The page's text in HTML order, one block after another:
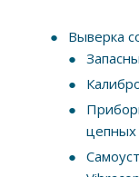
Выверка
цепных